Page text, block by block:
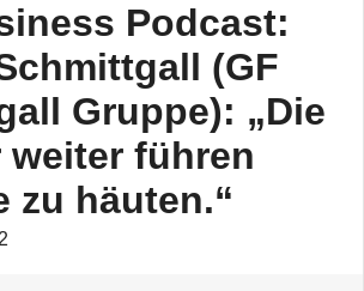
Podcast:
(GF
Gruppe): „Die
weiter führen
zu häuten.“